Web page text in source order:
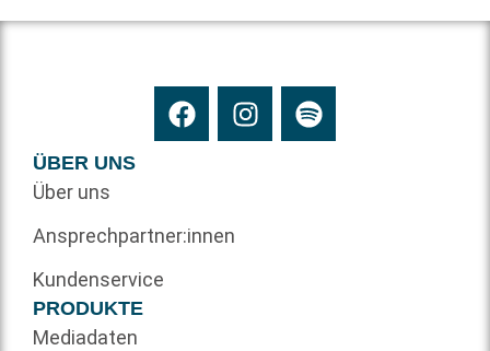
ÜBER UNS
Über uns
Ansprechpartner:innen
Kundenservice
PRODUKTE
Mediadaten